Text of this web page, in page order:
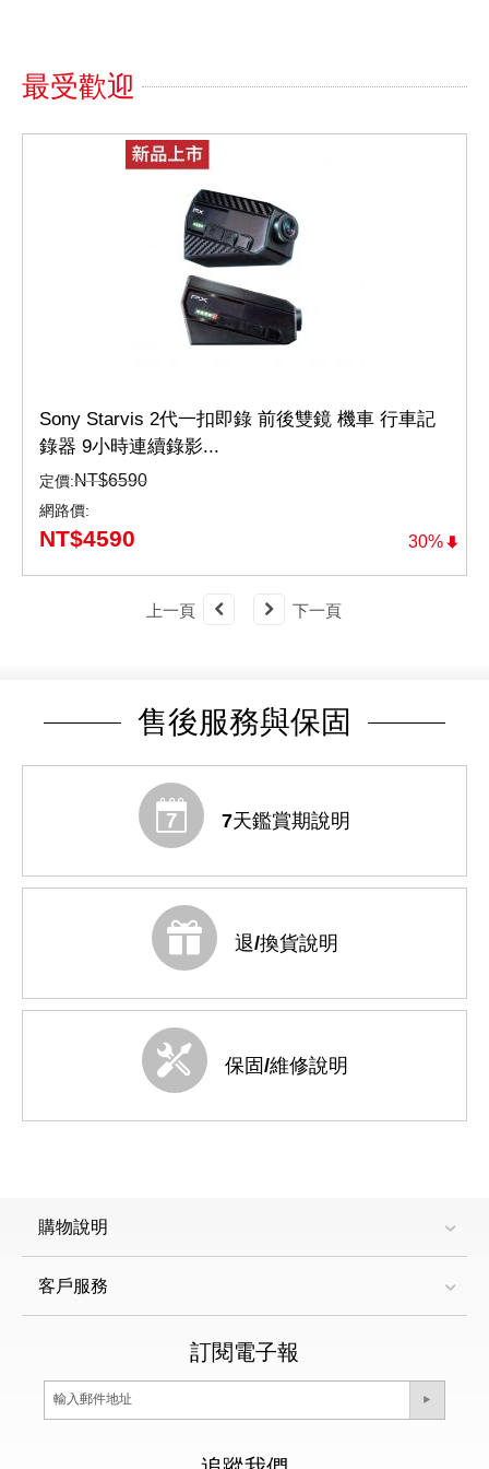
最受歡迎
30%
Sony Starvis 2代一扣即錄 前後雙鏡 機車 行車記
錄器 9小時連續錄影...
定價:NT$6590
網路價:
NT$4590
上一頁 下一頁
售後服務與保固
7天鑑賞期說明
退/換貨說明
保固/維修說明
購物說明
客戶服務
訂閱電子報